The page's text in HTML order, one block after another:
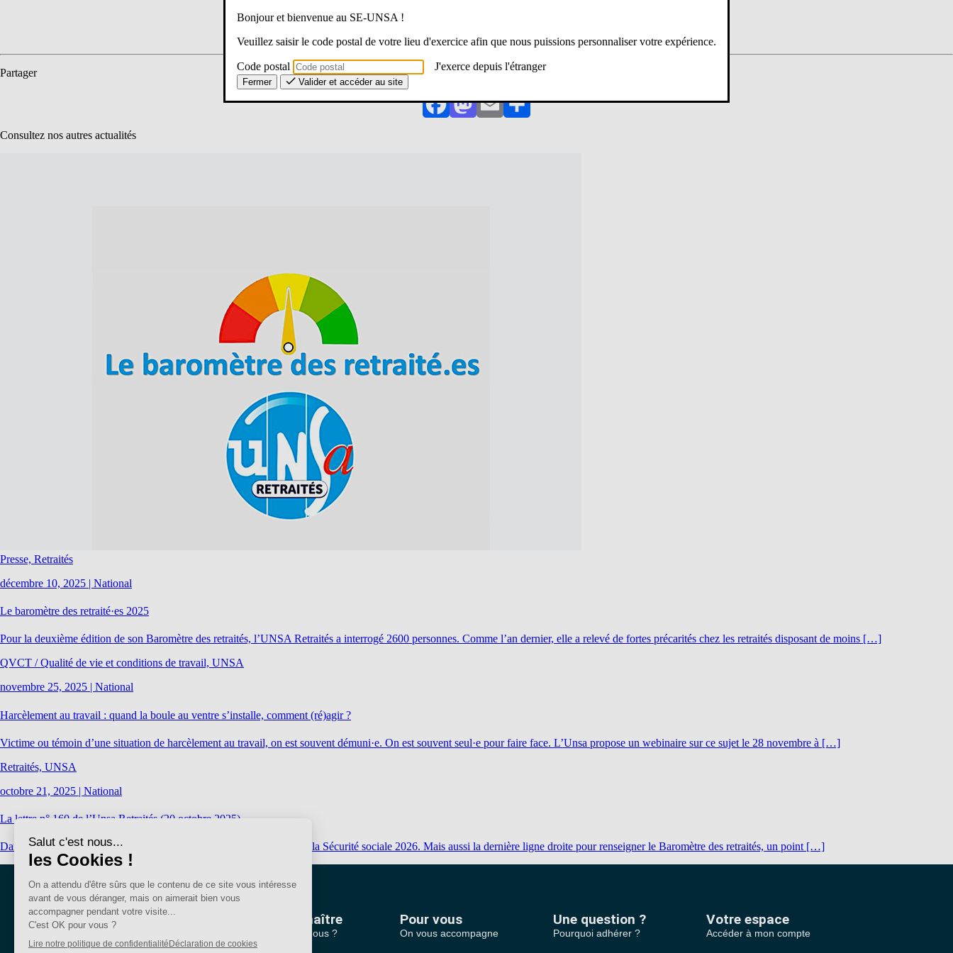
Partager
FacebookMastodon
EmailPartager
Consultez nos autres actualités
Presse, Retraités
décembre 10, 2025 | National
Le baromètre des retraité·es 2025
Pour la deuxième édition de son Baromètre des retraités, l’UNSA Retraités a interrogé 2600 personnes. Comme l’an dernier, elle a relevé de fortes précarités chez les retraités disposant de moins […]
QVCT / Qualité de vie et conditions de travail, UNSA
novembre 25, 2025 | National
Harcèlement au travail : quand la boule au ventre s’installe, comment (ré)agir ?
Victime ou témoin d’une situation de harcèlement au travail, on est souvent démuni·e. On est souvent seul·e pour faire face. L’Unsa propose un webinaire sur ce sujet le 28 novembre à […]
Retraités, UNSA
octobre 21, 2025 | National
La lettre n° 160 de l’Unsa Retraités (20 octobre 2025)
Dans cette infolettre, notre analyse du Projet de loi de financement de la Sécurité sociale 2026. Mais aussi la dernière ligne droite pour renseigner le Baromètre des retraités, un point […]
Nous connaître
Qui sommes-nous ?
Pour vous
On vous accompagne
Une question ?
Pourquoi adhérer ?
Votre espace
Accéder à mon compte
Bonjour et bienvenue au SE-UNSA !
Veuillez saisir le code postal de votre lieu d'exercice afin que nous puissions personnaliser votre expérience.
Code postal J'exerce depuis l'étranger
Fermer Valider et accéder au site